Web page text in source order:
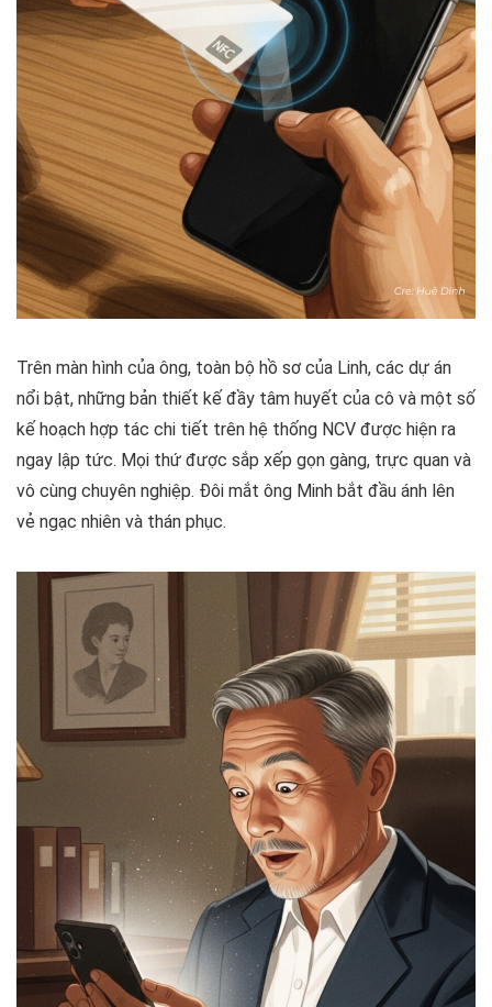
Trên màn hình của ông, toàn bộ hồ sơ của Linh, các dự án
nổi bật, những bản thiết kế đầy tâm huyết của cô và một số
kế hoạch hợp tác chi tiết trên hệ thống NCV được hiện ra
ngay lập tức. Mọi thứ được sắp xếp gọn gàng, trực quan và
vô cùng chuyên nghiệp. Đôi mắt ông Minh bắt đầu ánh lên
vẻ ngạc nhiên và thán phục.